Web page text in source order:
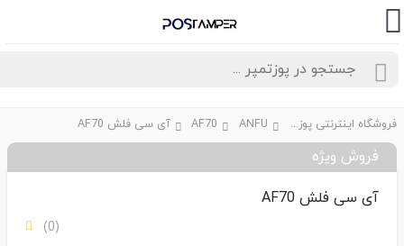
فروشگاه اینترنتی پوزتمپر ANFU
AF70 آی سی فلش AF70
فروش ویژه
آی سی فلش AF70